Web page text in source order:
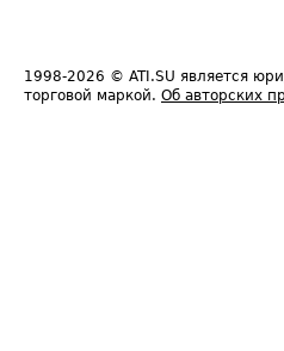
1998-2026 © ATI.SU является
торговой маркой. Об авторских